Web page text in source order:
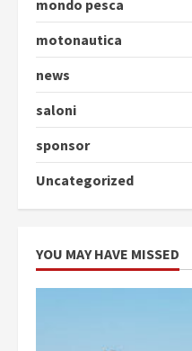
mondo pesca
motonautica
news
saloni
sponsor
Uncategorized
YOU MAY HAVE MISSED